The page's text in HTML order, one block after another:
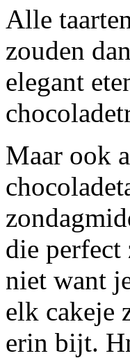
Alle
zouden
elegant
Maar ook
die perfect
niet want
elk cakeje
erin bijt.